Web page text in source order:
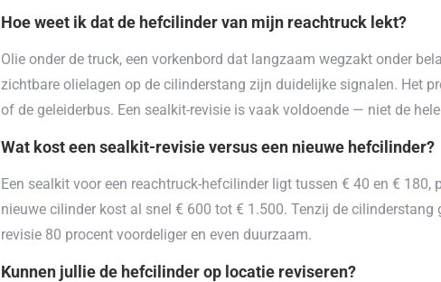
Hoe weet ik dat de hefcilinder van mijn reachtruck lekt?
Olie onder de truck, een vorkenbord dat langzaam wegzakt onder
zichtbare olielagen op de cilinderstang zijn duidelijke signalen. Het
of de geleiderbus. Een sealkit-revisie is vaak voldoende — niet de
Wat kost een sealkit-revisie versus een nieuwe hefcilinder?
Een sealkit voor een reachtruck-hefcilinder ligt tussen € 40 en € 180,
nieuwe cilinder kost al snel € 600 tot € 1.500. Tenzij de
revisie 80 procent voordeliger en even duurzaam.
Kunnen jullie de hefcilinder op locatie reviseren?